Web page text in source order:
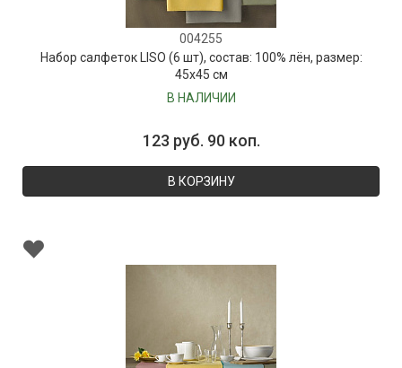
004255
Набор салфеток LISO (6 шт), состав: 100% лён, размер:
45х45 см
В НАЛИЧИИ
123 руб. 90 коп.
В КОРЗИНУ